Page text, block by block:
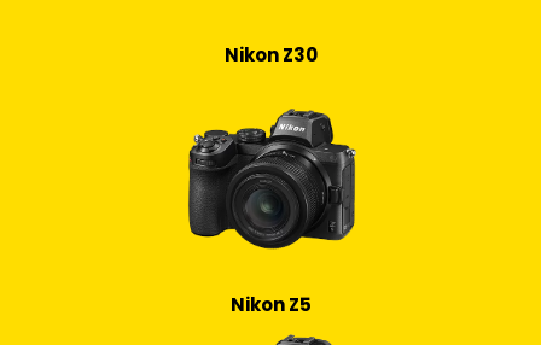
Nikon Z30
Nikon Z5